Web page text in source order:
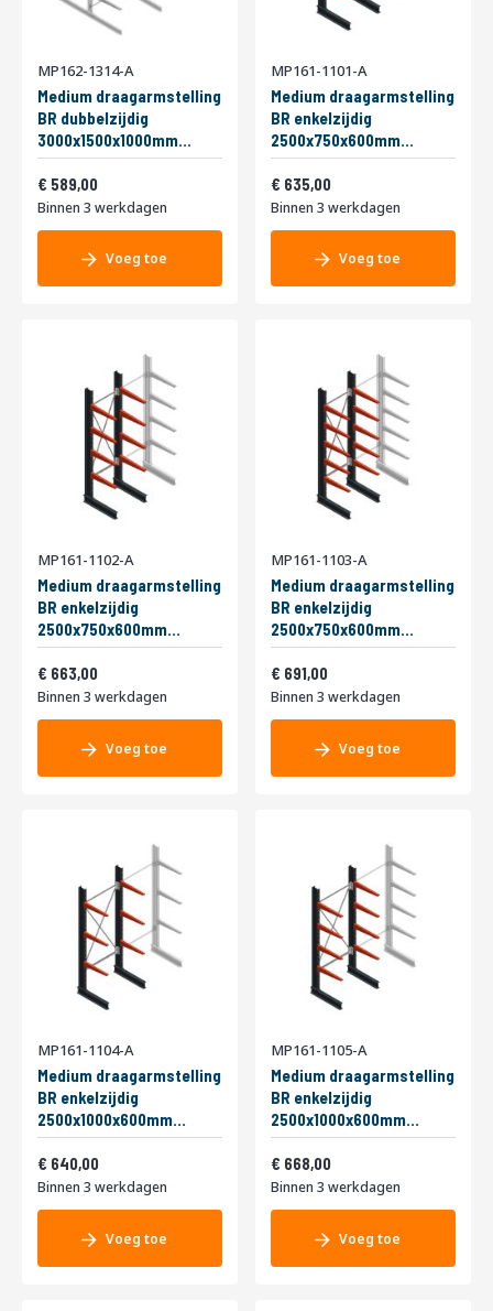
MP162-1314-A
Medium draagarmstelling
BR dubbelzijdig
3000x1500x1000mm
(hxbxd) 4 niveaus
aanbouwsectie 175/arm
589,00
Binnen 3 werkdagen
Voeg toe
MP161-1101-A
Medium draagarmstelling
BR enkelzijdig
2500x750x600mm
(hxbxd) 3 niveaus
beginsectie 290/arm
635,00
Binnen 3 werkdagen
Voeg toe
MP161-1102-A
Medium draagarmstelling
BR enkelzijdig
2500x750x600mm
(hxbxd) 4 niveaus
beginsectie 290/arm
663,00
Binnen 3 werkdagen
Voeg toe
MP161-1103-A
Medium draagarmstelling
BR enkelzijdig
2500x750x600mm
(hxbxd) 5 niveaus
beginsectie 290/arm
691,00
Binnen 3 werkdagen
Voeg toe
MP161-1104-A
Medium draagarmstelling
BR enkelzijdig
2500x1000x600mm
(hxbxd) 3 niveaus
beginsectie 290/arm
640,00
Binnen 3 werkdagen
Voeg toe
MP161-1105-A
Medium draagarmstelling
BR enkelzijdig
2500x1000x600mm
(hxbxd) 4 niveaus
beginsectie 290/arm
668,00
Binnen 3 werkdagen
Voeg toe